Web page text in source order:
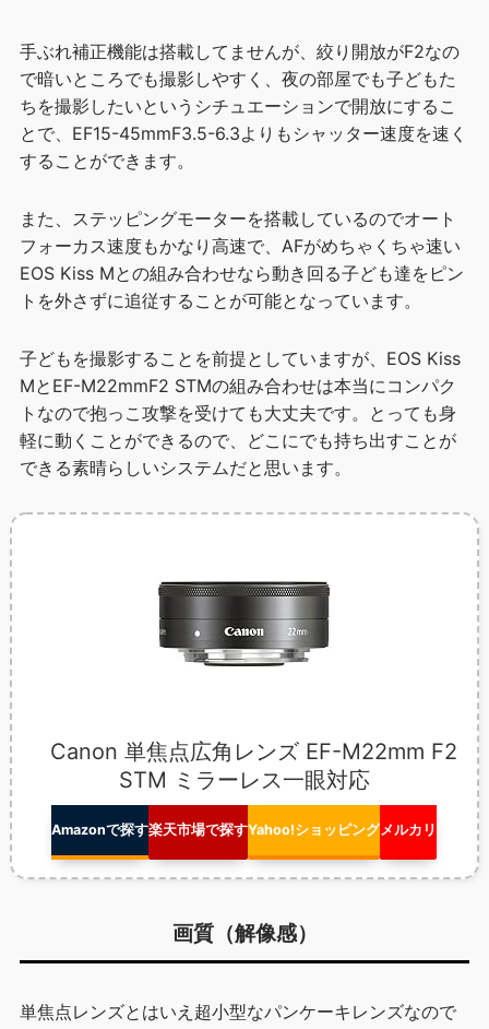
手ぶれ補正機能は搭載してませんが、絞り開放がF2なの
で暗いところでも撮影しやすく、夜の部屋でも子どもた
ちを撮影したいというシチュエーションで開放にするこ
とで、EF15-45mmF3.5-6.3よりもシャッター速度を速く
することができます。
また、ステッピングモーターを搭載しているのでオート
フォーカス速度もかなり高速で、AFがめちゃくちゃ速い
EOS Kiss Mとの組み合わせなら動き回る子ども達をピン
トを外さずに追従することが可能となっています。
子どもを撮影することを前提としていますが、EOS Kiss
MとEF-M22mmF2 STMの組み合わせは本当にコンパク
トなので抱っこ攻撃を受けても大丈夫です。とっても身
軽に動くことができるので、どこにでも持ち出すことが
できる素晴らしいシステムだと思います。
Canon 単焦点広角レンズ EF-M22mm F2
STM ミラーレス一眼対応
Amazonで探す楽天市場で探すYahoo!ショッピング メルカリ
画質（解像感）
単焦点レンズとはいえ超小型なパンケーキレンズなので